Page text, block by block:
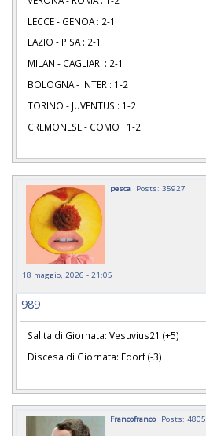
LECCE - GENOA : 2-1
LAZIO - PISA : 2-1
MILAN - CAGLIARI : 2-1
BOLOGNA - INTER : 1-2
TORINO - JUVENTUS : 1-2
CREMONESE - COMO : 1-2
pesca Posts: 35927
18 maggio, 2026 - 21:05
989
Salita di Giornata: Vesuvius21 (+5)
Discesa di Giornata: Edorf (-3)
Francofranco Posts: 4805